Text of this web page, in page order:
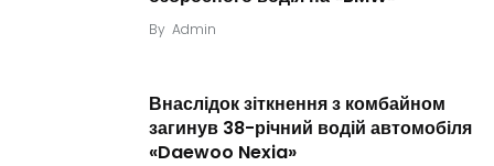
By Admin
Внаслідок зіткнення з комбайном
загинув 38-річний водій автомобіля
«Daewoo Nexia»